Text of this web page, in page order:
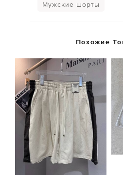
Мужские шорты
Похожие